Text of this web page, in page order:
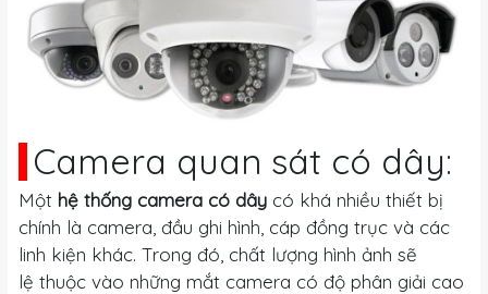
Camera quan sát có dây:
Một hệ thống camera có dây có khá nhiều thiết bị
chính là camera, đầu ghi hình, cáp đồng trục và các
linh kiện khác. Trong đó, chất lượng hình ảnh sẽ
lệ thuộc vào những mắt camera có độ phân giải cao